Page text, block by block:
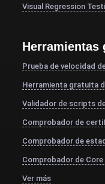
Visual Regression
Herramientas
Prueba de velocidad
Herramienta gratuita
Validador de scripts
Comprobador de
Comprobador de
Comprobador de Core
Ver más